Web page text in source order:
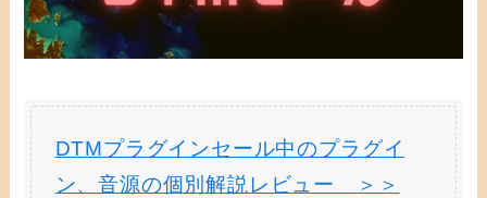
DTMプラグインセール中のプラグイ
ン、音源の個別解説レビュー ＞＞